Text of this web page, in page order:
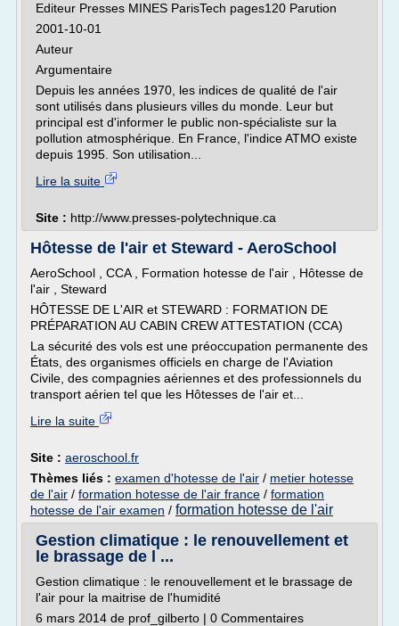
Editeur Presses MINES ParisTech pages120 Parution
2001-10-01
Auteur
Argumentaire
Depuis les années 1970, les indices de qualité de l'air
sont utilisés dans plusieurs villes du monde. Leur but
principal est d'informer le public non-spécialiste sur la
pollution atmosphérique. En France, l'indice ATMO existe
depuis 1995. Son utilisation...
Lire la suite
Site : http://www.presses-polytechnique.ca
Hôtesse de l'air et Steward - AeroSchool
AeroSchool , CCA , Formation hotesse de l'air , Hôtesse de
l'air , Steward
HÔTESSE DE L'AIR et STEWARD : FORMATION DE
PRÉPARATION AU CABIN CREW ATTESTATION (CCA)
La sécurité des vols est une préoccupation permanente des
États, des organismes officiels en charge de l'Aviation
Civile, des compagnies aériennes et des professionnels du
transport aérien tel que les Hôtesses de l'air et...
Lire la suite
Site : aeroschool.fr
Thèmes liés : examen d'hotesse de l'air / metier hotesse
de l'air / formation hotesse de l'air france / formation
hotesse de l'air examen / formation hotesse de l'air
Gestion climatique : le renouvellement et
le brassage de l ...
Gestion climatique : le renouvellement et le brassage de
l'air pour la maitrise de l'humidité
6 mars 2014 de prof_gilberto | 0 Commentaires